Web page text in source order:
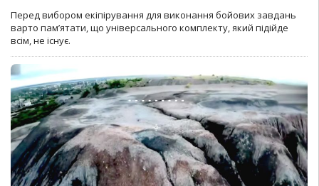
Перед вибором екіпірування для виконання бойових завдань
варто пам’ятати, що універсального комплекту, який підійде
всім, не існує.